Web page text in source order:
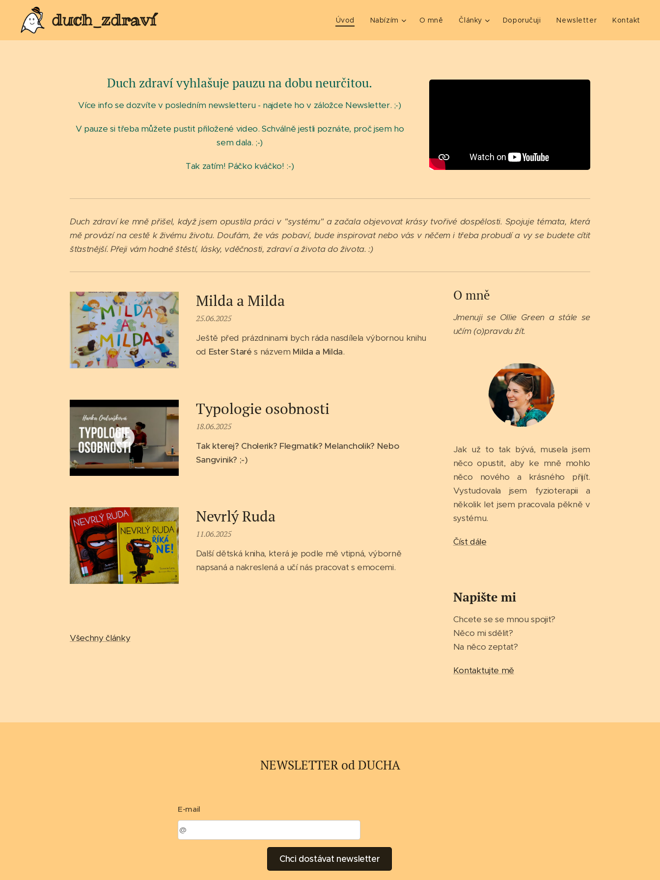
duch_zdraví Úvod Nabízím O mně Články Doporučuji Newsletter Kontakt
Duch zdraví vyhlašuje pauzu na dobu neurčitou.
Více info se dozvíte v posledním newsletteru - najdete ho v záložce Newsletter. ;-)
V pauze si třeba můžete pustit přiložené video. Schválně jestli poznáte, proč jsem ho
sem dala. ;-)
Tak zatím! Páčko kváčko! :-)
Duch zdraví ke mně přišel, když jsem opustila práci v "systému" a začala objevovat krásy tvořivé dospělosti. Spojuje témata, která
mě provází na cestě k živému životu. Doufám, že vás pobaví, bude inspirovat nebo vás v něčem i třeba probudí a vy se budete cítit
šťastnější. Přeji vám hodně štěstí, lásky, vděčnosti, zdraví a života do života. :)
Milda a Milda
25.06.2025
Ještě před prázdninami bych ráda nasdílela výbornou knihu
od Ester Staré s názvem Milda a Milda.
Typologie osobnosti
18.06.2025
Tak kterej? Cholerik? Flegmatik? Melancholik? Nebo
Sangvinik? ;-)
Nevrlý Ruda
11.06.2025
Další dětská kniha, která je podle mě vtipná, výborně
napsaná a nakreslená a učí nás pracovat s emocemi.
Všechny články
O mně
Jmenuji se Ollie Green a stále se
učím (o)pravdu žít.
Jak už to tak bývá, musela jsem
něco opustit, aby ke mně mohlo
něco nového a krásného přijít.
Vystudovala jsem fyzioterapii a
několik let jsem pracovala pěkně v
systému.
Číst dále
Napište mi
Chcete se se mnou spojit?
Něco mi sdělit?
Na něco zeptat?
Kontaktujte mě
NEWSLETTER od DUCHA
E-mail
Chci dostávat newsletter